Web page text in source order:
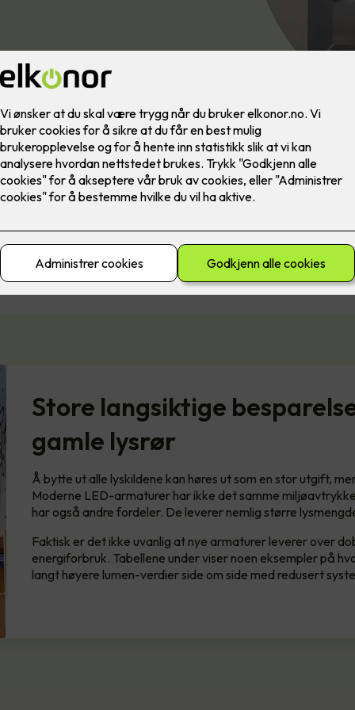
av RoHS-direktivet, som har til hensikt å begrense bruken
er at lysstoffrør avvikles.
Dette er noe du vil spare penger på over tid!
Store langsiktige
gamle lysrør
Å bytte ut alle lyskildene kan høres ut som en stor utgift,
Moderne LED-armaturer har ikke det samme
har også andre fordeler. De leverer nemlig større
Faktisk er det ikke uvanlig at nye armaturer leverer over
energiforbruk. Tabellene under viser noen eksempler på
langt høyere lumen-verdier side om side med redusert